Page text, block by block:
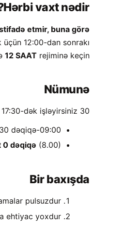
Hərbi vaxt nədir?
etmir, buna görə
12:00-dan sonrakı
12 SAAT rejiminə keçin.
Nümunə
30 dəqiqəlik ödənişsiz fasilə ilə 09:00-dan 17:30-dək işləyirsiniz.
09:00-dan 17:30-a qədər = 8 saat 30 dəqiqə.
0 dəqiqə (8.00).
Bir baxışda
pulsuzdur.
ehtiyac yoxdur.